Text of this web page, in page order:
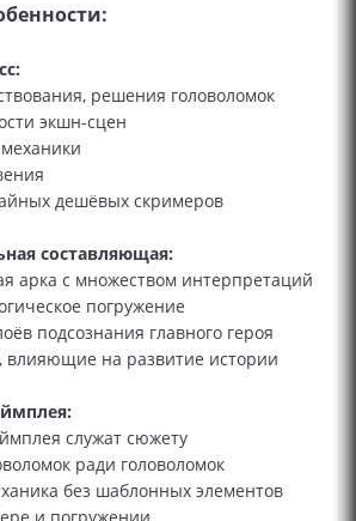
решения головоломок
экшн-сцен
дешёвых скримеров
составляющая:
арка с множеством интерпретаций
погружение
подсознания главного героя
на развитие истории
служат сюжету
ради головоломок
без шаблонных элементов